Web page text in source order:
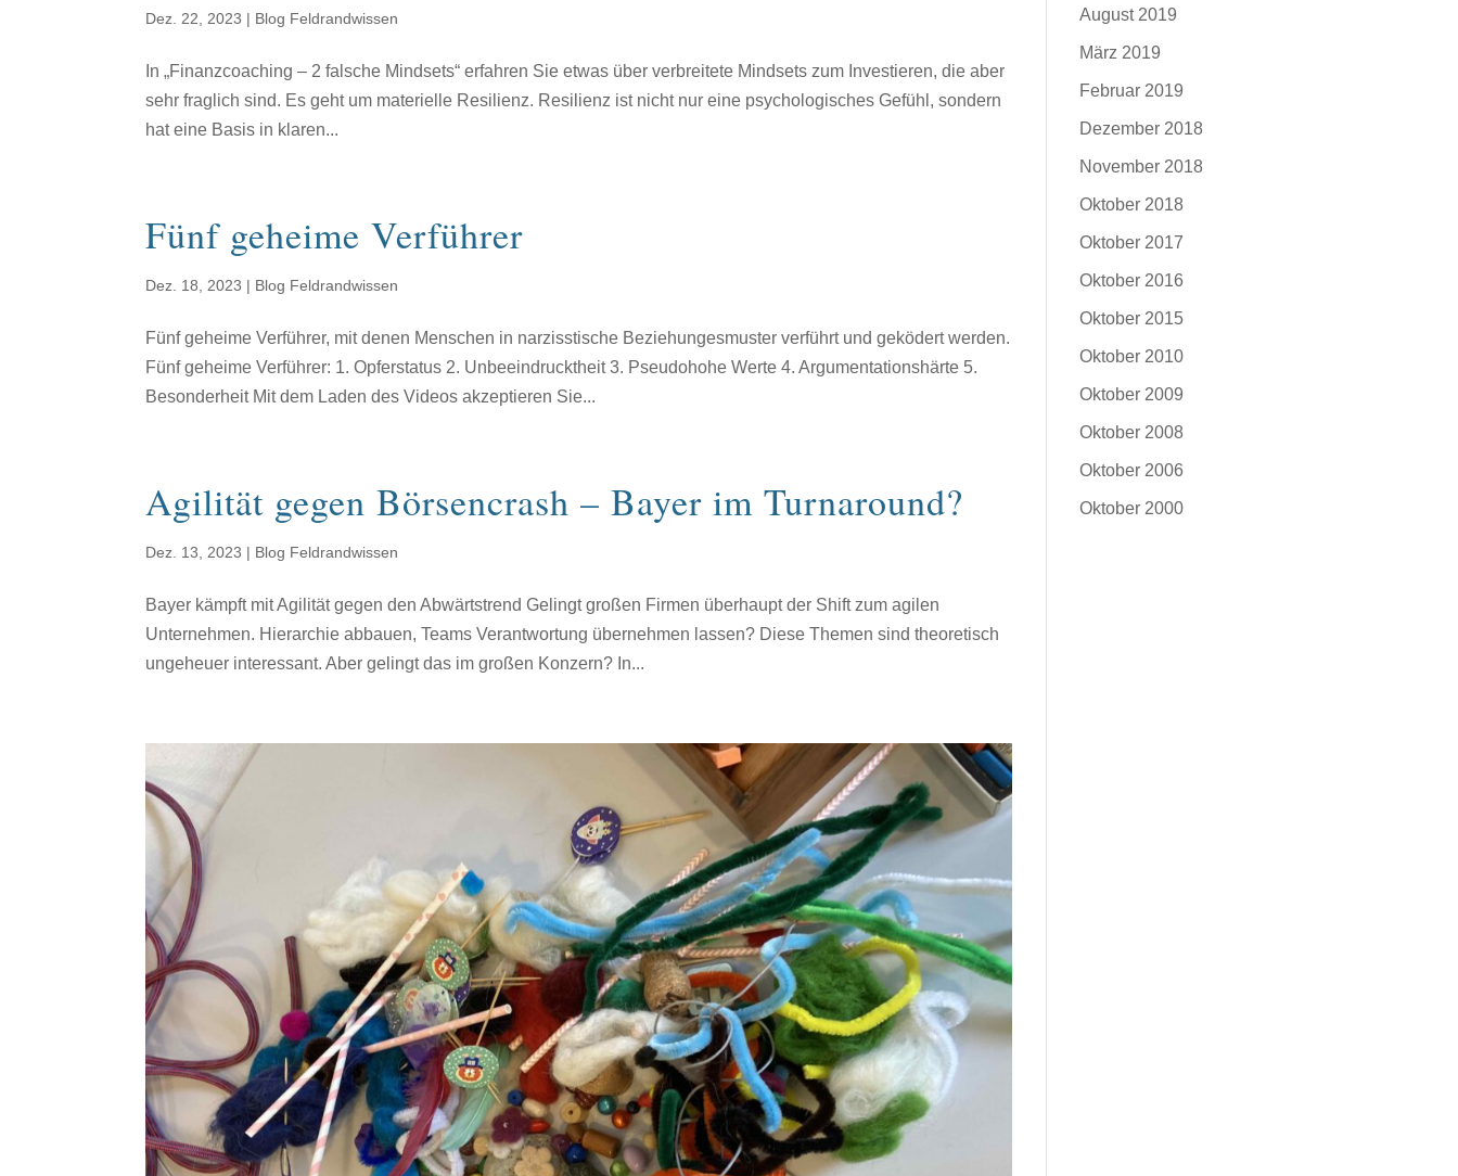
Dez. 22, 2023 | Blog Feldrandwissen
In „Finanzcoaching – 2 falsche Mindsets“ erfahren Sie etwas über verbreitete Mindsets zum Investieren, die aber
sehr fraglich sind. Es geht um materielle Resilienz. Resilienz ist nicht nur eine psychologisches Gefühl, sondern
hat eine Basis in klaren...
Fünf geheime Verführer
Dez. 18, 2023 | Blog Feldrandwissen
Fünf geheime Verführer, mit denen Menschen in narzisstische Beziehungesmuster verführt und geködert werden.
Fünf geheime Verführer: 1. Opferstatus 2. Unbeeindrucktheit 3. Pseudohohe Werte 4. Argumentationshärte 5.
Besonderheit Mit dem Laden des Videos akzeptieren Sie...
Agilität gegen Börsencrash – Bayer im Turnaround?
Dez. 13, 2023 | Blog Feldrandwissen
Bayer kämpft mit Agilität gegen den Abwärtstrend Gelingt großen Firmen überhaupt der Shift zum agilen
Unternehmen. Hierarchie abbauen, Teams Verantwortung übernehmen lassen? Diese Themen sind theoretisch
ungeheuer interessant. Aber gelingt das im großen Konzern? In...
August 2019
März 2019
Februar 2019
Dezember 2018
November 2018
Oktober 2018
Oktober 2017
Oktober 2016
Oktober 2015
Oktober 2010
Oktober 2009
Oktober 2008
Oktober 2006
Oktober 2000